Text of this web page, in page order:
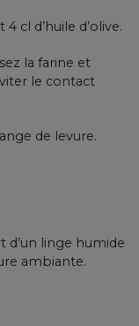
cl d’huile d’olive.
la farine et
le contact
de levure.
d’un linge humide
ambiante.